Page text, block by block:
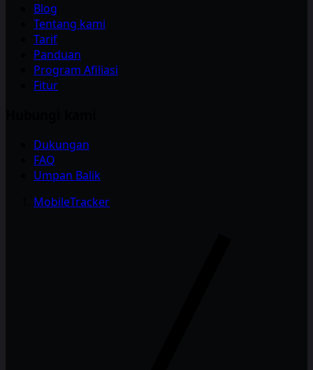
Blog
Tentang kami
Tarif
Panduan
Program Afiliasi
Fitur
Dukungan
FAQ
Umpan Balik
MobileTracker